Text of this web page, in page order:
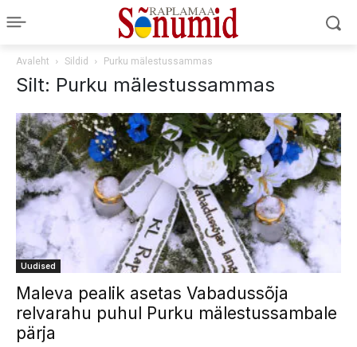
Avaleht Sildid Purku mälestussammas
Silt: Purku mälestussammas
Uudised
Maleva pealik asetas Vabadussõja
relvarahu puhul Purku mälestussambale
pärja